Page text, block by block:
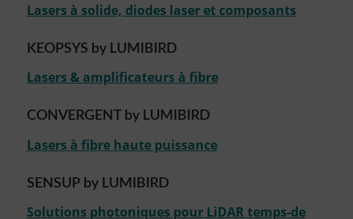
Lasers à solide, diodes laser et composants
KEOPSYS by LUMIBIRD
Lasers & amplificateurs à fibre
CONVERGENT by LUMIBIRD
Lasers à fibre haute puissance
SENSUP by LUMIBIRD
Solutions photoniques pour LiDAR temps-de